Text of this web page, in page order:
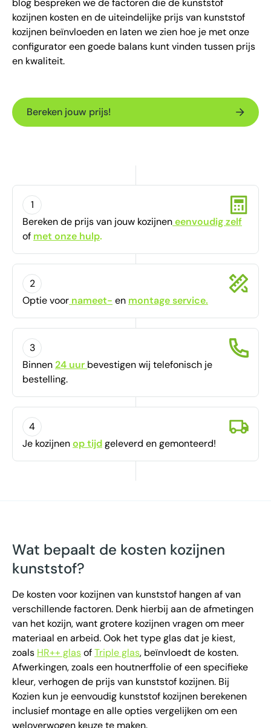
blog bespreken we de factoren die de kunststof
kozijnen kosten en de uiteindelijke prijs van kunststof
kozijnen beïnvloeden en laten we zien hoe je met onze
configurator een goede balans kunt vinden tussen prijs
en kwaliteit.
Bereken jouw prijs!
1
Bereken de prijs van jouw kozijneneenvoudig zelf
of met onze hulp.
2
Optie voor nameet- en montage service.
3
Binnen24 uur bevestigenwij telefonisch je
bestelling.
4
Je kozijnenop tijdgeleverd en gemonteerd!
Wat bepaalt de kosten kozijnen
kunststof?
De kosten voor kozijnen van kunststof hangen af van
verschillende factoren. Denk hierbij aan de afmetingen
van het kozijn, want grotere kozijnen vragen om meer
materiaal en arbeid. Ook het type glas dat je kiest,
zoals HR++ glasofTriple glas, beïnvloedt de kosten.
Afwerkingen, zoals een houtnerffolie of een specifieke
kleur, verhogen de prijs van kunststof kozijnen. Bij
Kozien kun je eenvoudig kunststof kozijnen berekenen
inclusief montage en alle opties vergelijken om een
weloverwogen keuze te maken.